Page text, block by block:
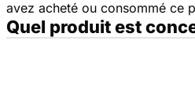
avez acheté ou consommé ce
Quel produit est